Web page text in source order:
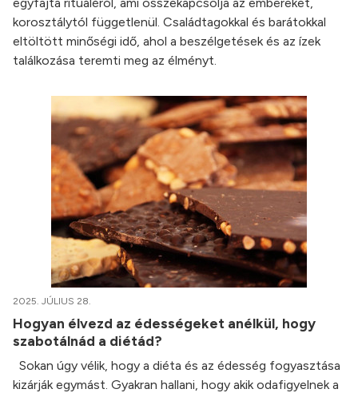
korosztálytól függetlenül. Családtagokkal és barátokkal
eltöltött minőségi idő, ahol a beszélgetések és az ízek
találkozása teremti meg az élményt.
2025. JÚLIUS 28.
Hogyan élvezd az édességeket anélkül, hogy
szabotálnád a diétád?
Sokan úgy vélik, hogy a diéta és az édesség fogyasztása
kizárják egymást. Gyakran hallani, hogy akik odafigyelnek a